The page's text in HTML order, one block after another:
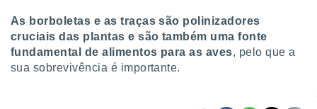
As borboletas e as traças são polinizadores
cruciais das plantas e são também uma fonte
fundamental de alimentos para as aves, pelo que a
sua sobrevivência é importante.